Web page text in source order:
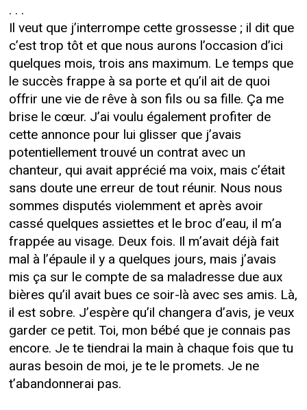
. . .
Il veut que j’interrompe cette grossesse ; il dit que
c’est trop tôt et que nous aurons l’occasion d’ici
quelques mois, trois ans maximum. Le temps que
le succès frappe à sa porte et qu’il ait de quoi
offrir une vie de rêve à son fils ou sa fille. Ça me
brise le cœur. J’ai voulu également profiter de
cette annonce pour lui glisser que j’avais
potentiellement trouvé un contrat avec un
chanteur, qui avait apprécié ma voix, mais c’était
sans doute une erreur de tout réunir. Nous nous
sommes disputés violemment et après avoir
cassé quelques assiettes et le broc d’eau, il m’a
frappée au visage. Deux fois. Il m’avait déjà fait
mal à l’épaule il y a quelques jours, mais j’avais
mis ça sur le compte de sa maladresse due aux
bières qu’il avait bues ce soir-là avec ses amis. Là,
il est sobre. J’espère qu’il changera d’avis, je veux
garder ce petit. Toi, mon bébé que je connais pas
encore. Je te tiendrai la main à chaque fois que tu
auras besoin de moi, je te le promets. Je ne
t’abandonnerai pas.